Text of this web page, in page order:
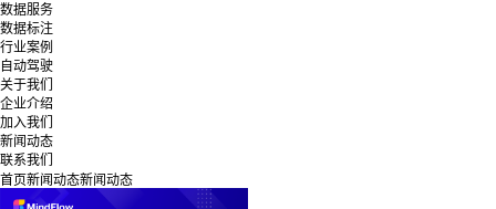
数据服务
数据标注
行业案例
自动驾驶
关于我们
企业介绍
加入我们
新闻动态
联系我们
首页新闻动态新闻动态